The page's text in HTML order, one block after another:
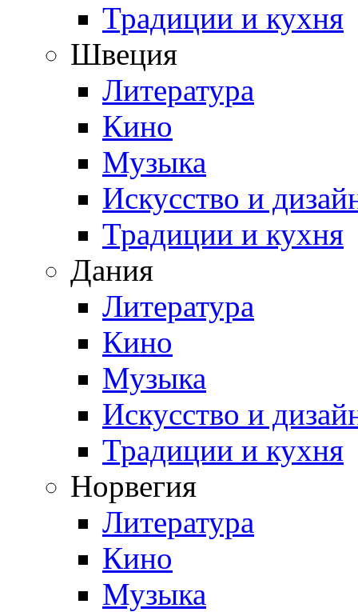
Традиции и кухня
Швеция
Литература
Кино
Музыка
Искусство и
Традиции и кухня
Дания
Литература
Кино
Музыка
Искусство и
Традиции и кухня
Норвегия
Литература
Кино
Музыка